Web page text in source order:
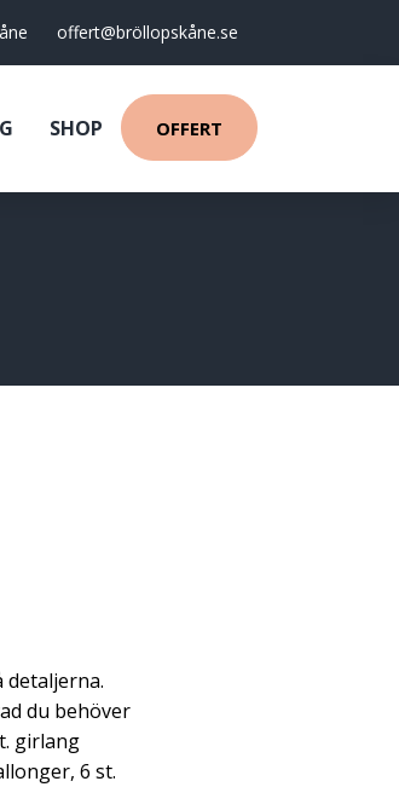
offert@bröllopskåne.se
SHOP OFFERT
detaljerna.
du behöver
girlang
6 st.